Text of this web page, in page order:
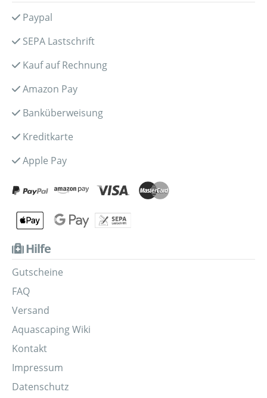
Paypal
SEPA Lastschrift
Kauf auf Rechnung
Amazon Pay
Banküberweisung
Kreditkarte
Apple Pay
Hilfe
Gutscheine
FAQ
Versand
Aquascaping Wiki
Kontakt
Impressum
Datenschutz